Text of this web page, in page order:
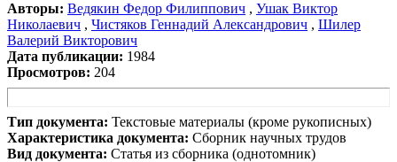
Авторы: Ведякин Федор Филиппович , Ушак Виктор
Николаевич , Чистяков Геннадий Александрович , Шилер
Валерий Викторович
Дата публикации: 1984
Просмотров: 204
Тип документа: Текстовые материалы (кроме рукописных)
Характеристика документа: Сборник научных трудов
Вид документа: Статья из сборника (однотомник)